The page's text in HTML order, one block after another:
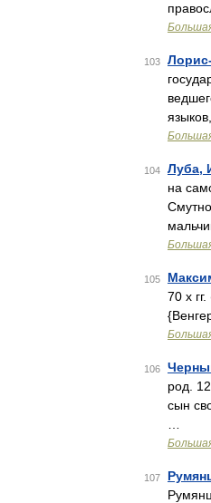
103
104 Луба,
на
105
70 х
106
род.
сын
107